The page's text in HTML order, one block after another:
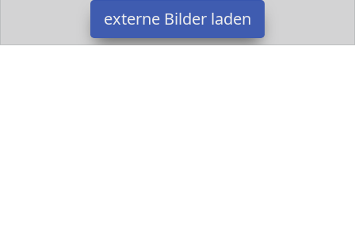
externe Bilder laden